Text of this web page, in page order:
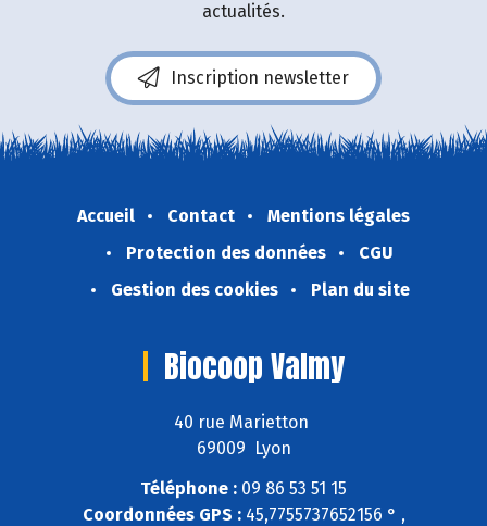
actualités.
Inscription newsletter
Accueil Contact
Mentions légales
Protection des données
CGU
Gestion des cookies
Plan du site
Biocoop Valmy
40 rue Marietton
69009 Lyon
Téléphone : 09 86 53 51 15
Coordonnées GPS :45,7755737652156 ° ,